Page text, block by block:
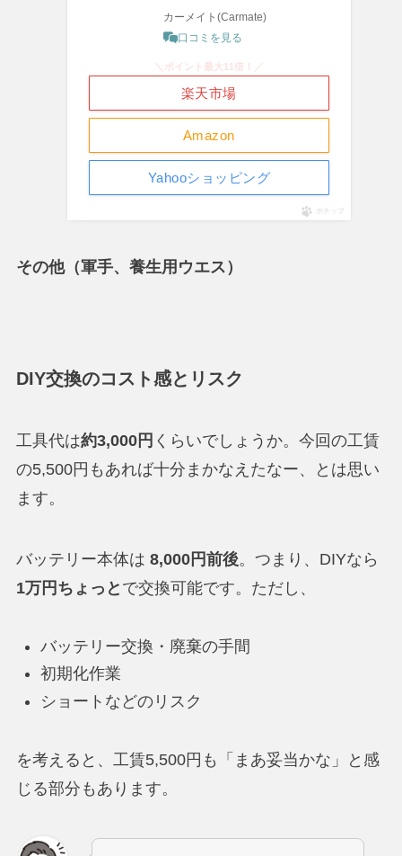
カーメイト(Carmate)
口コミを見る
Amazon
＼ポイント最大11倍！／
楽天市場
Yahooショッピング
ポチップ
その他（軍手、養生用ウエス）
DIY交換のコスト感とリスク
工具代は約3,000円 くらいでしょうか。今回の工賃
の5,500円もあれば十分まかなえたなー、とは思い
ます。
バッテリー本体は 8,000円前後。つまり、DIYなら
1万円ちょっと で交換可能です。ただし、
バッテリー交換・廃棄の手間
初期化作業
ショートなどのリスク
を考えると、工賃5,500円も「まあ妥当かな」と感
じる部分もあります。